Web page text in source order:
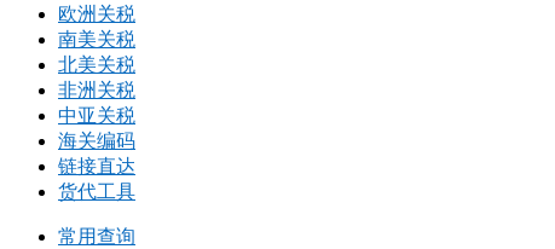
欧洲关税
南美关税
北美关税
非洲关税
中亚关税
海关编码
链接直达
货代工具
常用查询